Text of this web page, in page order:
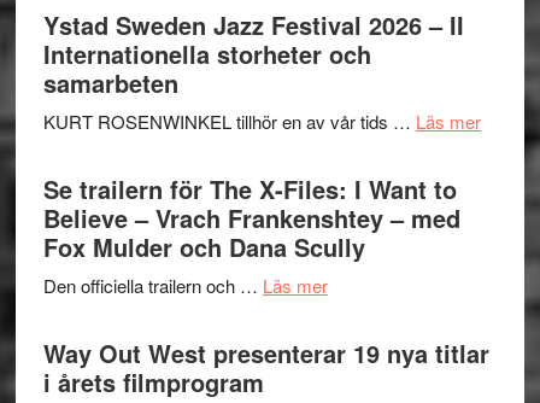
Håkan
Hellström
Folkets
–
en
Ystad Sweden Jazz Festival 2026 – II
Internationella storheter och
samarbeten
KURT ROSENWINKEL tillhör en av vår tids … Läs merom
Ystad
Se trailern för The X-Files: I Want to
Believe – Vrach Frankenshtey – med
Fox Mulder och Dana Scully
Den officiella trailern och … Läs merom
trailern
för
Way Out West presenterar 19 nya titlar
i årets filmprogram